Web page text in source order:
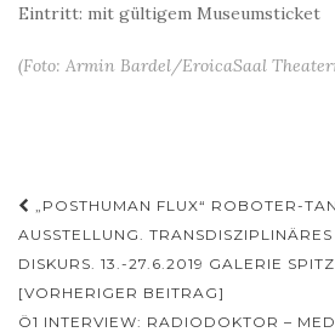
Eintritt: mit gültigem Museumsticket
(Foto: Armin Bardel/EroicaSaal
Beitragsnavigation
„POSTHUMAN FLUX“ ROBOTER-
AUSSTELLUNG.
DISKURS. 13.-27.6.2019 GALERIE
[VORHERIGER BEITRAG]
Ö1 INTERVIEW: RADIODOKTOR –